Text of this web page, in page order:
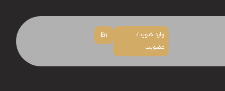
وارد شوید/
عضویت
En